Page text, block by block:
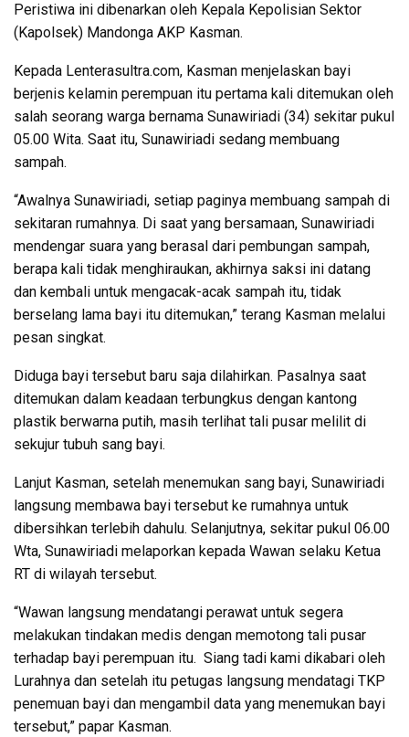
Peristiwa ini dibenarkan oleh Kepala Kepolisian Sektor
(Kapolsek) Mandonga AKP Kasman.
Kepada Lenterasultra.com, Kasman menjelaskan bayi
berjenis kelamin perempuan itu pertama kali ditemukan oleh
salah seorang warga bernama Sunawiriadi (34) sekitar pukul
05.00 Wita. Saat itu, Sunawiriadi sedang membuang
sampah.
“Awalnya Sunawiriadi, setiap paginya membuang sampah di
sekitaran rumahnya. Di saat yang bersamaan, Sunawiriadi
mendengar suara yang berasal dari pembungan sampah,
berapa kali tidak menghiraukan, akhirnya saksi ini datang
dan kembali untuk mengacak-acak sampah itu, tidak
berselang lama bayi itu ditemukan,” terang Kasman melalui
pesan singkat.
Diduga bayi tersebut baru saja dilahirkan. Pasalnya saat
ditemukan dalam keadaan terbungkus dengan kantong
plastik berwarna putih, masih terlihat tali pusar melilit di
sekujur tubuh sang bayi.
Lanjut Kasman, setelah menemukan sang bayi, Sunawiriadi
langsung membawa bayi tersebut ke rumahnya untuk
dibersihkan terlebih dahulu. Selanjutnya, sekitar pukul 06.00
Wta, Sunawiriadi melaporkan kepada Wawan selaku Ketua
RT di wilayah tersebut.
“Wawan langsung mendatangi perawat untuk segera
melakukan tindakan medis dengan memotong tali pusar
terhadap bayi perempuan itu. Siang tadi kami dikabari oleh
Lurahnya dan setelah itu petugas langsung mendatagi TKP
penemuan bayi dan mengambil data yang menemukan bayi
tersebut,” papar Kasman.